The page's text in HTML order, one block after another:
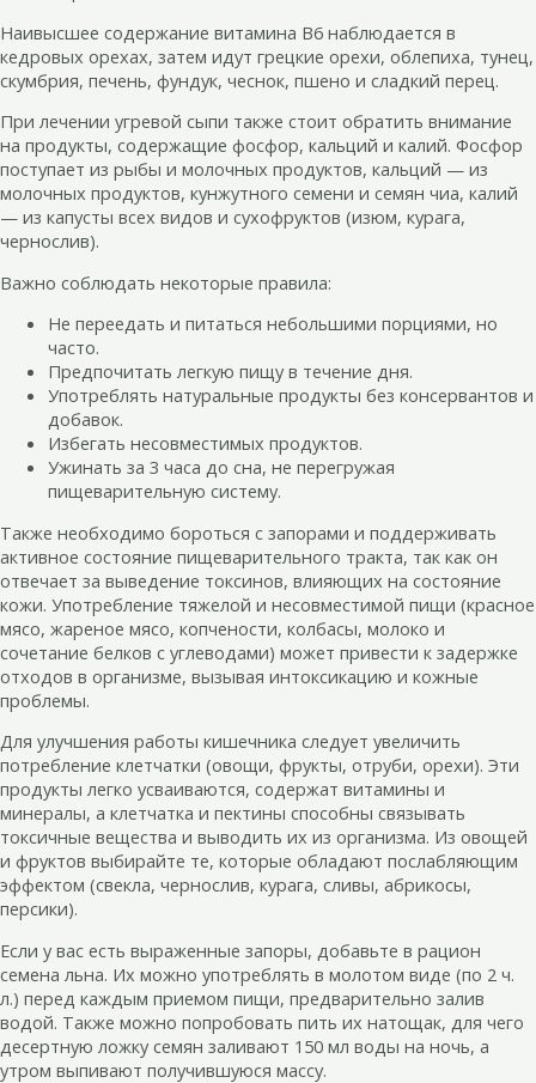
Наивысшее содержание витамина В6 наблюдается в
кедровых орехах, затем идут грецкие орехи, облепиха, тунец,
скумбрия, печень, фундук, чеснок, пшено и сладкий перец.
При лечении угревой сыпи также стоит обратить внимание
на продукты, содержащие фосфор, кальций и калий. Фосфор
поступает из рыбы и молочных продуктов, кальций — из
молочных продуктов, кунжутного семени и семян чиа, калий
— из капусты всех видов и сухофруктов (изюм, курага,
чернослив).
Важно соблюдать некоторые правила:
Не переедать и питаться небольшими порциями, но
часто.
Предпочитать легкую пищу в течение дня.
Употреблять натуральные продукты без консервантов и
добавок.
Избегать несовместимых продуктов.
Ужинать за 3 часа до сна, не перегружая
пищеварительную систему.
Также необходимо бороться с запорами и поддерживать
активное состояние пищеварительного тракта, так как он
отвечает за выведение токсинов, влияющих на состояние
кожи. Употребление тяжелой и несовместимой пищи (красное
мясо, жареное мясо, копчености, колбасы, молоко и
сочетание белков с углеводами) может привести к задержке
отходов в организме, вызывая интоксикацию и кожные
проблемы.
Для улучшения работы кишечника следует увеличить
потребление клетчатки (овощи, фрукты, отруби, орехи). Эти
продукты легко усваиваются, содержат витамины и
минералы, а клетчатка и пектины способны связывать
токсичные вещества и выводить их из организма. Из овощей
и фруктов выбирайте те, которые обладают послабляющим
эффектом (свекла, чернослив, курага, сливы, абрикосы,
персики).
Если у вас есть выраженные запоры, добавьте в рацион
семена льна. Их можно употреблять в молотом виде (по 2 ч.
л.) перед каждым приемом пищи, предварительно залив
водой. Также можно попробовать пить их натощак, для чего
десертную ложку семян заливают 150 мл воды на ночь, а
утром выпивают получившуюся массу.